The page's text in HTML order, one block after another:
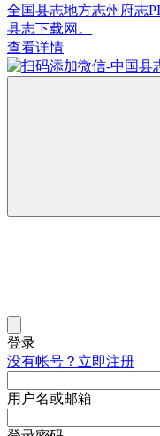
全国县志地方志州府志
县志下载网。
查看详情
登录
没有帐号？立即注册
用户名或邮箱